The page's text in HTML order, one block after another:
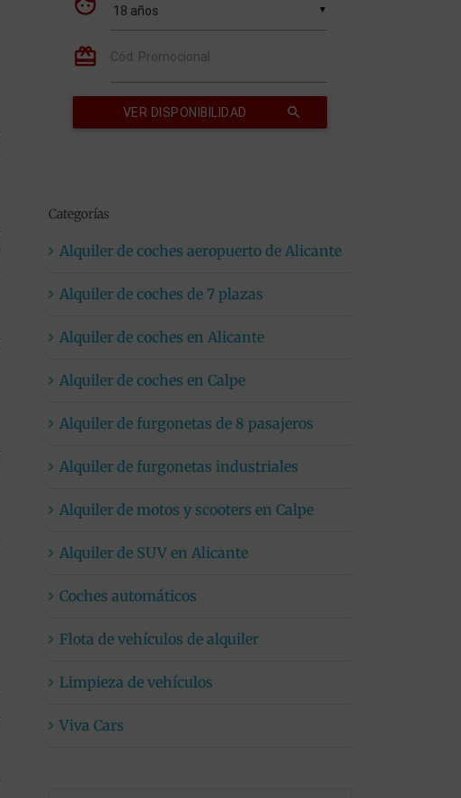
Categorías
Alquiler de coches aeropuerto de Alicante
Alquiler de coches de 7 plazas
Alquiler de coches en Alicante
Alquiler de coches en Calpe
Alquiler de furgonetas de 8 pasajeros
Alquiler de furgonetas industriales
Alquiler de motos y scooters en Calpe
Alquiler de SUV en Alicante
Coches automáticos
Flota de vehículos de alquiler
Limpieza de vehículos
Viva Cars